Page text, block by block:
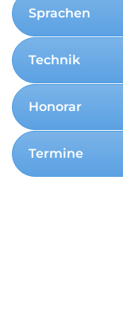
Sprachen
Technik
Honorar
Termine